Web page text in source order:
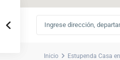
Inicio Estupenda Casa